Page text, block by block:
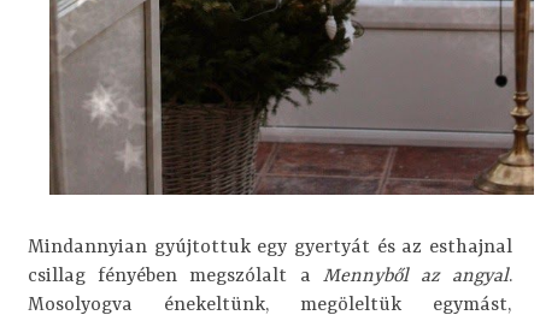
Mindannyian gyújtottuk egy gyertyát és az esthajnal
csillag fényében megszólalt a Mennyből az angyal.
Mosolyogva énekeltünk, megöleltük egymást,